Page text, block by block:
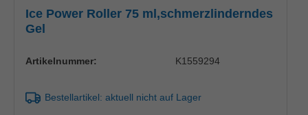
Ice Power Roller 75 ml,schmerzlinderndes
Gel
Artikelnummer: K1559294
Bestellartikel: aktuell nicht auf Lager